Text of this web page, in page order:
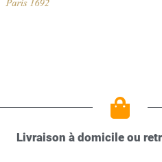
Livraison à domicile ou